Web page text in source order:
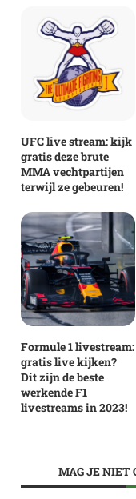
UFC live stream: kijk
gratis deze brute
MMA vechtpartijen
terwijl ze gebeuren!
Formule 1 livestream:
gratis live kijken?
Dit zijn de beste
werkende F1
livestreams in 2023!
MAG JE NIET